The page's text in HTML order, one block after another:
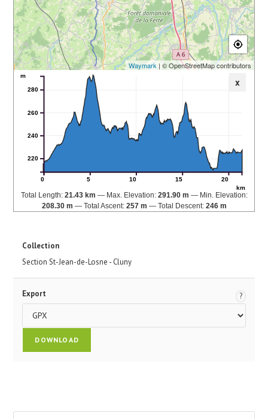
Waymark | © OpenStreetMap contributors
x
0 5 10 15 20
km
220
240
260
280
m
Total Length: 21.43 km Max. Elevation: 291.90 m
Min. Elevation:
208.30 m
Total Ascent: 257 m Total Descent: 246 m
Collection
Section St-Jean-de-Losne - Cluny
?
Export